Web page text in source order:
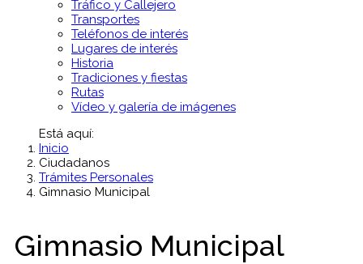
Tráfico y Callejero
Transportes
Teléfonos de interés
Lugares de interés
Historia
Tradiciones y fiestas
Rutas
Vídeo y galería de imágenes
Está aquí:
Inicio
Ciudadanos
Trámites Personales
Gimnasio Municipal
Gimnasio Municipal